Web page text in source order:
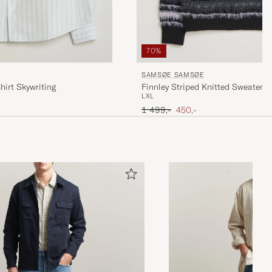
Skywriting
70%
SAMSØE SAMSØE
Finnley Striped Knitted Sweater
L XL
Ordinary pris
1 499,- Nedsat pris
450,-